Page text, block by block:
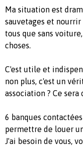
Ma situation est
sauvetages et
tous que sans
choses.
C'est utile et
non plus, c'est un
association ? Ce
6 banques
permettre de louer
J'ai besoin de vous,